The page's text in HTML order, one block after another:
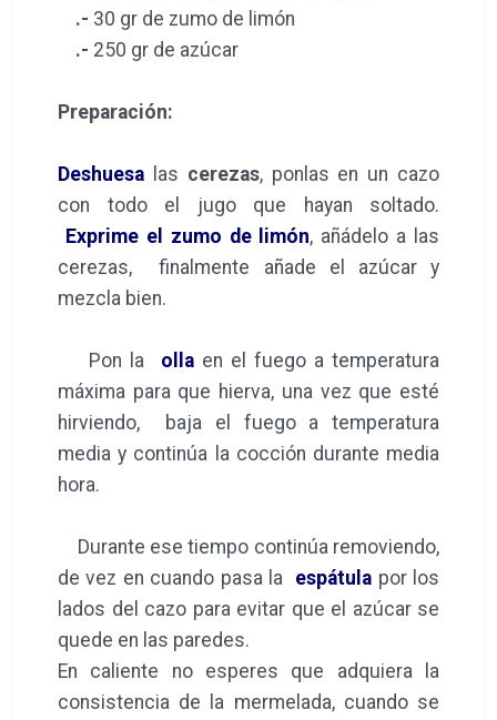
.- 30 gr de zumo de limón
.- 250 gr de azúcar
Preparación:
Deshuesa las cerezas, ponlas en un cazo
con todo el jugo que hayan soltado.
Exprime el zumo de limón, añádelo a las
cerezas, finalmente añade el azúcar y
mezcla bien.
Pon la olla en el fuego a temperatura
máxima para que hierva, una vez que esté
hirviendo, baja el fuego a temperatura
media y continúa la cocción durante media
hora.
Durante ese tiempo continúa removiendo,
de vez en cuando pasa la
espátula por los
lados del cazo para evitar que el azúcar se
quede en las paredes.
En caliente no esperes que adquiera la
consistencia de la mermelada, cuando se